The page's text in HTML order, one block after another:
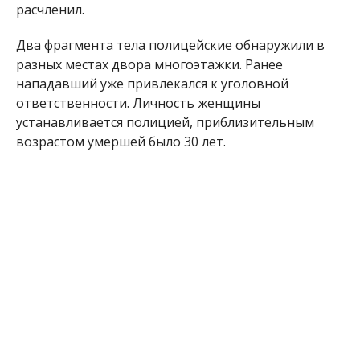
расчленил.
Два фрагмента тела полицейские обнаружили в
разных местах двора многоэтажки. Ранее
нападавший уже привлекался к уголовной
ответственности. Личность женщины
устанавливается полицией, приблизительным
возрастом умершей было 30 лет.